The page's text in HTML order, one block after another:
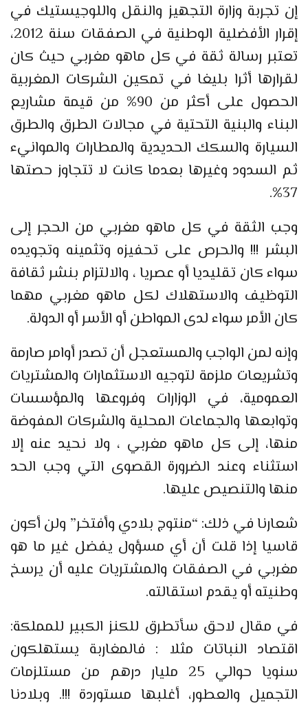
إن تجربة وزارة التجهيز والنقل واللوجيستيك في
إقرار الأفضلية الوطنية في الصفقات سنة 2012،
تعتبر رسالة ثقة في كل ماهو مغربي حيث كان
لقرارها أثرا بليغا في تمكين الشركات المغربية
الحصول على أكثر من 90% من قيمة مشاريع
البناء والبنية التحتية في مجالات الطرق والطرق
السيارة والسكك الحديدية والمطارات والموانيء
ثم السدود وغيرها بعدما كانت لا تتجاوز حصتها
37%.
وجب الثقة في كل ماهو مغربي من الحجر إلى
البشر !!! والحرص على تحفيزه وتثمينه وتجويده
سواء كان تقليديا أو عصريا ، والالتزام بنشر ثقافة
التوظيف والاستهلاك لكل ماهو مغربي مهما
كان الأمر سواء لدى المواطن أو الأسر أو الدولة.
وإنه لمن الواجب والمستعجل أن تصدر أوامر صارمة
وتشريعات ملزمة لتوجيه الاستثمارات والمشتريات
العمومية، في الوزارات وفروعها والمؤسسات
وتوابعها والجماعات المحلية والشركات المفوضة
منها، إلى كل ماهو مغربي ، ولا نحيد عنه إلا
استثناء وعند الضرورة القصوى التي وجب الحد
منها والتنصيص عليها.
شعارنا في ذلك: “منتوج بلادي وأفتخر” ولن أكون
قاسيا إذا قلت أن أي مسؤول يفضل غير ما هو
مغربي في الصفقات والمشتريات عليه أن يرسخ
وطنيته أو يقدم استقالته.
في مقال لاحق سأتطرق للكنز الكبير للمملكة:
اقتصاد النباتات مثلا : فالمغاربة يستهلكون
سنويا حوالي 25 مليار درهم من مستلزمات
التجميل والعطور، أغلبها مستوردة !!!. وبلادنا